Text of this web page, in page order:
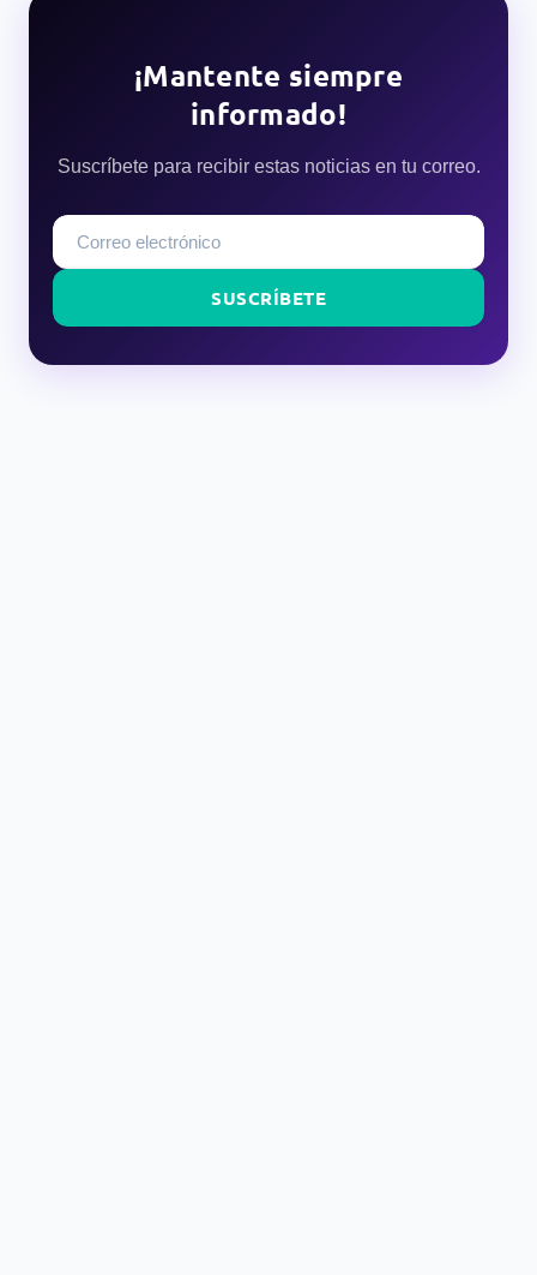
¡Mantente siempre
informado!
Suscríbete para recibir estas noticias en tu correo.
SUSCRÍBETE